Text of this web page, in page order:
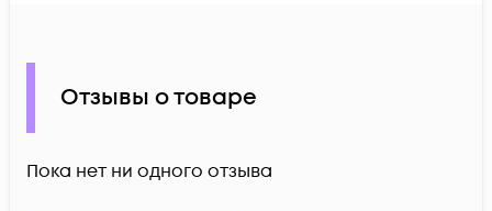
Отзывы о товаре
Пока нет ни одного отзыва